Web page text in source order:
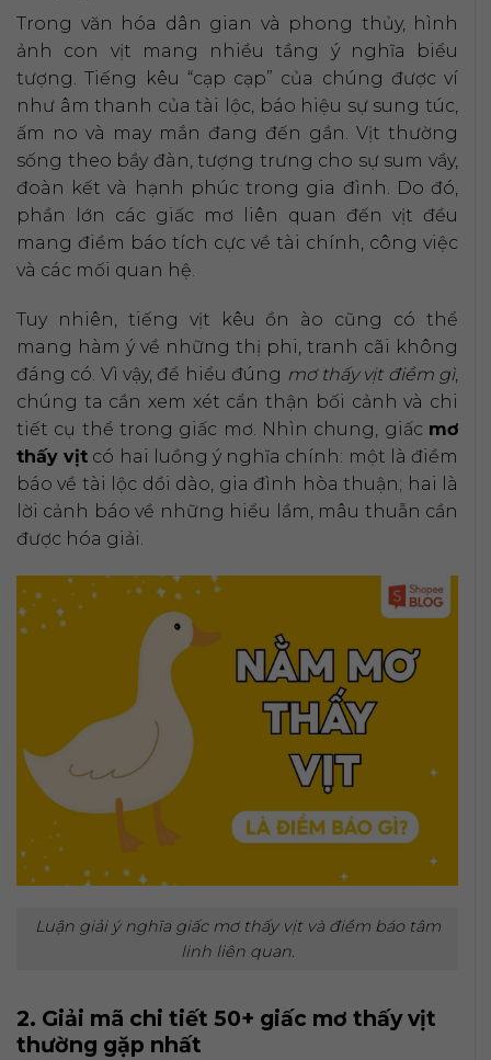
Trong văn hóa dân gian và phong thủy, hình
ảnh con vịt mang nhiều tầng ý nghĩa biểu
tượng. Tiếng kêu “cạp cạp” của chúng được ví
như âm thanh của tài lộc, báo hiệu sự sung túc,
ấm no và may mắn đang đến gần. Vịt thường
sống theo bầy đàn, tượng trưng cho sự sum vầy,
đoàn kết và hạnh phúc trong gia đình. Do đó,
phần lớn các giấc mơ liên quan đến vịt đều
mang điềm báo tích cực về tài chính, công việc
và các mối quan hệ.
Tuy nhiên, tiếng vịt kêu ồn ào cũng có thể
mang hàm ý về những thị phi, tranh cãi không
đáng có. Vì vậy, để hiểu đúng mơ thấy vịt điềm gì,
chúng ta cần xem xét cẩn thận bối cảnh và chi
tiết cụ thể trong giấc mơ. Nhìn chung, giấc mơ
thấy vịt có hai luồng ý nghĩa chính: một là điềm
báo về tài lộc dồi dào, gia đình hòa thuận; hai là
lời cảnh báo về những hiểu lầm, mâu thuẫn cần
được hóa giải.
Luận giải ý nghĩa giấc mơ thấy vịt và điềm báo tâm
linh liên quan.
2. Giải mã chi tiết 50+ giấc mơ thấy vịt
thường gặp nhất